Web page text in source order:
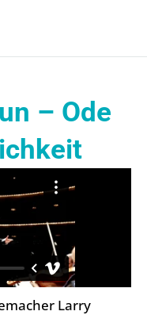
– Ode
Larry